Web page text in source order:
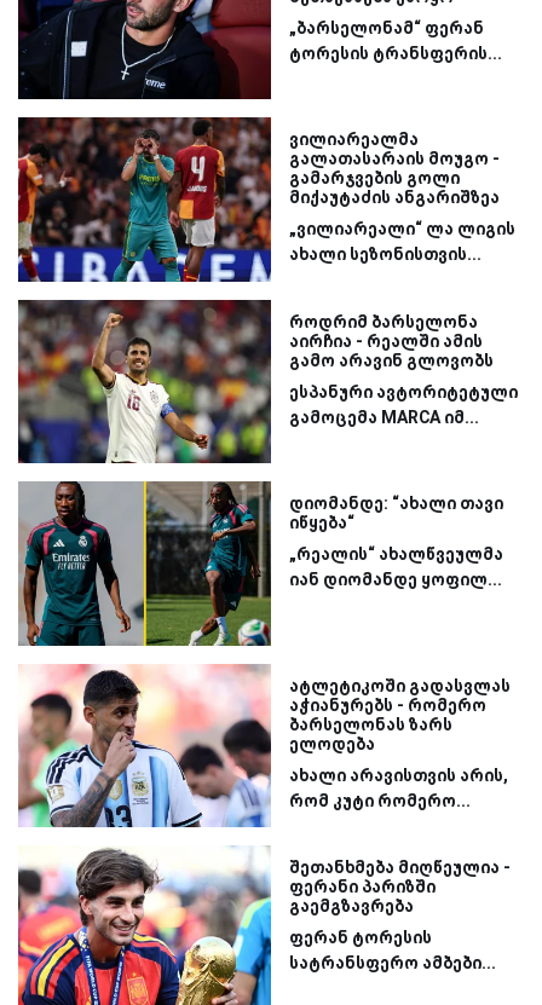
„ბარსელონამ“ ფერან
ტორესის ტრანსფერის...
ვილიარეალმა
გალათასარაის მოუგო -
გამარჯვების გოლი
მიქაუტაძის ანგარიშზეა
„ვილიარეალი“ ლა ლიგის
ახალი სეზონისთვის...
როდრიმ ბარსელონა
აირჩია - რეალში ამის
გამო არავინ გლოვობს
ესპანური ავტორიტეტული
გამოცემა MARCA იმ...
დიომანდე: “ახალი თავი
იწყება“
„რეალის“ ახალწვეულმა
იან დიომანდე ყოფილ...
ატლეტიკოში გადასვლას
აჭიანურებს - რომერო
ბარსელონას ზარს
ელოდება
ახალი არავისთვის არის,
რომ კუტი რომერო...
შეთანხმება მიღწეულია -
ფერანი პარიზში
გაემგზავრება
ფერან ტორესის
სატრანსფერო ამბები...